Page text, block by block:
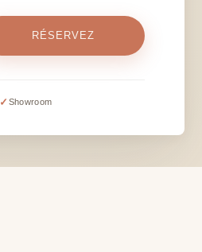
RÉSERVEZ
✓ Showroom